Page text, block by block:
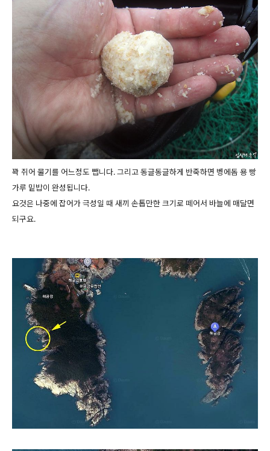
꽉 쥐어 물기를 어느정도 뺍니다. 그리고 동글동글하게 반죽하면 벵에돔 용 빵
가루 밑밥이 완성됩니다.
요것은 나중에 잡어가 극성일 때 새끼 손톱만한 크기로 떼어서 바늘에 매달면
되구요.